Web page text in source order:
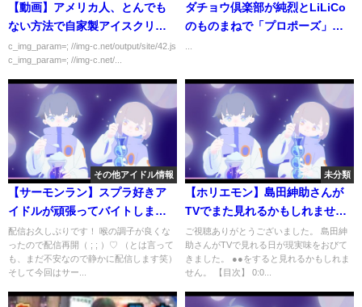
【動画】アメリカ人、とんでも
ない方法で自家製アイスクリー
ムを作ってしまう
c_img_param=; //img-c.net/output/site/42.js
c_img_param=; //img-c.net/...
ダチョウ倶楽部が純烈とLiLiCo
のものまねで「プロポーズ」を
その他アイドル情報
【サーモンラン】スプラ好きア
イドルが頑張ってバイトしま
す！
配信お久しぶりです！ 喉の調子が良くな
ったので配信再開（ ; ; ）♡ （とは言って
も、まだ不安なので静かに配信します笑）
そして今回はサー...
未分類
【ホリエモン】島田紳助さんが
TVでまた見れるかもしれませ
ん。NHK党立花氏のヤバすぎる
計画を暴露します【ホリエモン/
堀江貴文/ひろゆき/ガーシー/立花
ご視聴ありがとうございました。 島田紳
助さんがTVで見れる日が現実味をおびて
きました。 ●●をすると見れるかもしれま
せん。 【目次】 0:0...